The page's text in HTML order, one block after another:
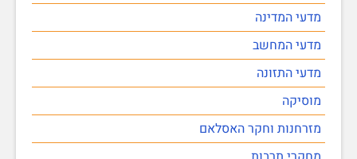
מדעי המדינה
מדעי המחשב
מדעי התזונה
מוסיקה
מזרחנות וחקר האסלאם